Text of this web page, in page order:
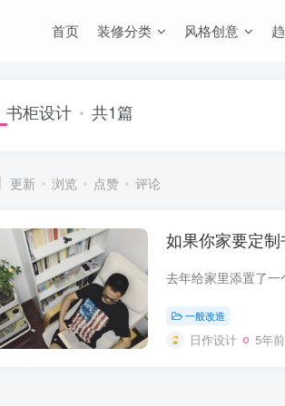
首页 装修分类 风格创意
书柜设计 共1篇
更新 浏览 点赞 评论
如果你家要定
一般改造
日作设计 5年前